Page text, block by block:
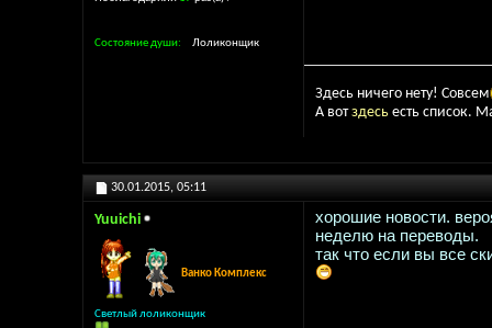
Состояние души Лоликонщик
Здесь ничего нету! Совсем
А вотздесь есть список.
30.01.2015, 05:11
Yuuichi
Ванко Комплекс
Светлый лоликонщик
хорошие новости.
неделю на переводы.
так что если вы все